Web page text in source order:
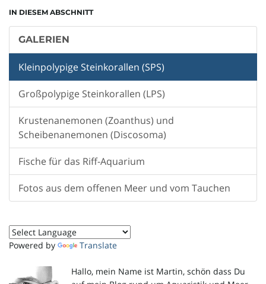
IN DIESEM ABSCHNITT
GALERIEN
Kleinpolypige Steinkorallen (SPS)
Großpolypige Steinkorallen (LPS)
Krustenanemonen (Zoanthus) und
Scheibenanemonen (Discosoma)
Fische für das Riff-Aquarium
Fotos aus dem offenen Meer und vom Tauchen
Powered by Translate
Hallo, mein Name ist Martin, schön dass Du